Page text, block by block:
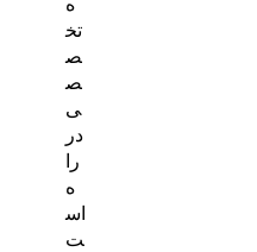
تخ
ص
ص
ی
در
را
ه
اس
ت